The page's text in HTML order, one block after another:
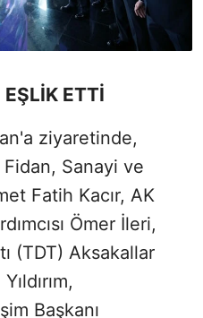
ETTİ
ziyaretinde,
Fidan, Sanayi ve
Fatih Kacır, AK
Ömer İleri,
(TDT) Aksakallar
Başkanı